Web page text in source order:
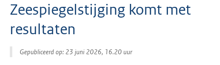
Zeespiegelstijging komt met
resultaten
Gepubliceerd op: 23 juni 2026, 16.20 uur